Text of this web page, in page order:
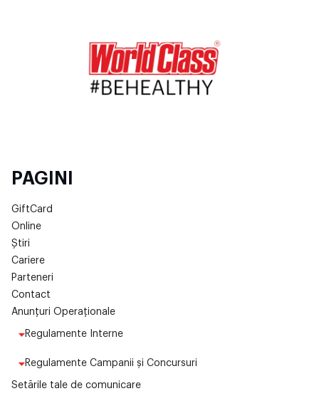
PAGINI
GiftCard
Online
Știri
Cariere
Parteneri
Contact
Anunțuri Operaționale
Regulamente Interne
Regulamente Campanii și Concursuri
Setările tale de comunicare